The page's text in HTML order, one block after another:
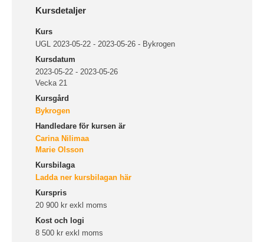
Kursdetaljer
Kurs
UGL 2023-05-22 - 2023-05-26 - Bykrogen
Kursdatum
2023-05-22 - 2023-05-26
Vecka 21
Kursgård
Bykrogen
Handledare för kursen är
Carina Nilimaa
Marie Olsson
Kursbilaga
Ladda ner kursbilagan här
Kurspris
20 900 kr exkl moms
Kost och logi
8 500 kr exkl moms